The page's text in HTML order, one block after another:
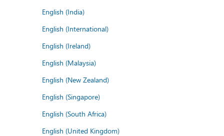
English (India)
English (International)
English (Ireland)
English (Malaysia)
English (New Zealand)
English (Singapore)
English (South Africa)
English (United Kingdom)